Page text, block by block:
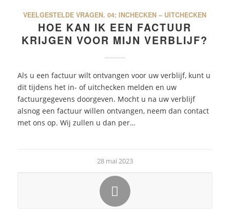
VEELGESTELDE VRAGEN. 04: INCHECKEN – UITCHECKEN
HOE KAN IK EEN FACTUUR
KRIJGEN VOOR MIJN VERBLIJF?
Als u een factuur wilt ontvangen voor uw verblijf, kunt u
dit tijdens het in- of uitchecken melden en uw
factuurgegevens doorgeven. Mocht u na uw verblijf
alsnog een factuur willen ontvangen, neem dan contact
met ons op. Wij zullen u dan per…
28 mai 2023